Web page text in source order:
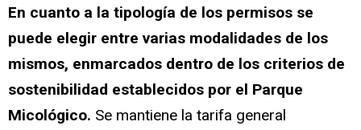
En cuanto a la tipología de los permisos se
puede elegir entre varias modalidades de los
mismos, enmarcados dentro de los criterios de
sostenibilidad establecidos por el Parque
Micológico. Se mantiene la tarifa general